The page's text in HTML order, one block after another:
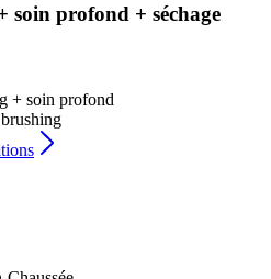
soin profond + séchage
+ soin profond